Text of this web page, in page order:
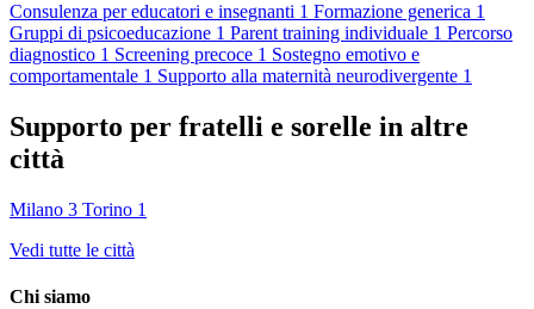
Consulenza per educatori e insegnanti 1 Formazione generica 1
Gruppi di psicoeducazione 1 Parent training individuale 1 Percorso
diagnostico 1 Screening precoce 1 Sostegno emotivo e
comportamentale 1 Supporto alla maternità neurodivergente 1
Supporto per fratelli e sorelle in altre
città
Milano 3 Torino 1
Vedi tutte le città
Chi siamo